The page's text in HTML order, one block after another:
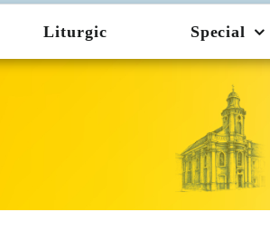
Liturgic Special